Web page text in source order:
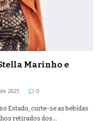
Marinho e
2021 0
Estado, curte-se as bebidas
retirados dos…